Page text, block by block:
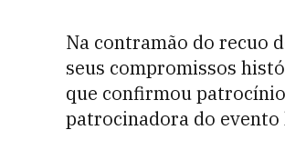
Na contramão do recuo
seus compromissos
que confirmou
patrocinadora do evento